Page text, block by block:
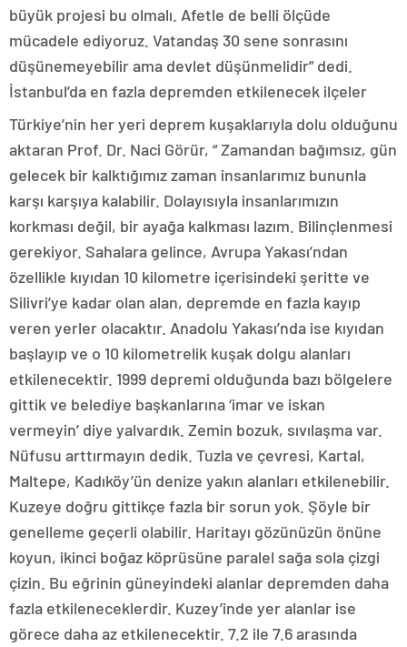
büyük projesi bu olmalı. Afetle de belli ölçüde
mücadele ediyoruz. Vatandaş 30 sene sonrasını
düşünemeyebilir ama devlet düşünmelidir” dedi.
İstanbul’da en fazla depremden etkilenecek ilçeler
Türkiye’nin her yeri deprem kuşaklarıyla dolu olduğunu
aktaran Prof. Dr. Naci Görür, “ Zamandan bağımsız, gün
gelecek bir kalktığımız zaman insanlarımız bununla
karşı karşıya kalabilir. Dolayısıyla insanlarımızın
korkması değil, bir ayağa kalkması lazım. Bilinçlenmesi
gerekiyor. Sahalara gelince, Avrupa Yakası’ndan
özellikle kıyıdan 10 kilometre içerisindeki şeritte ve
Silivri’ye kadar olan alan, depremde en fazla kayıp
veren yerler olacaktır. Anadolu Yakası’nda ise kıyıdan
başlayıp ve o 10 kilometrelik kuşak dolgu alanları
etkilenecektir. 1999 depremi olduğunda bazı bölgelere
gittik ve belediye başkanlarına ‘imar ve iskan
vermeyin’ diye yalvardık. Zemin bozuk, sıvılaşma var.
Nüfusu arttırmayın dedik. Tuzla ve çevresi, Kartal,
Maltepe, Kadıköy’ün denize yakın alanları etkilenebilir.
Kuzeye doğru gittikçe fazla bir sorun yok. Şöyle bir
genelleme geçerli olabilir. Haritayı gözünüzün önüne
koyun, ikinci boğaz köprüsüne paralel sağa sola çizgi
çizin. Bu eğrinin güneyindeki alanlar depremden daha
fazla etkileneceklerdir. Kuzey’inde yer alanlar ise
görece daha az etkilenecektir. 7.2 ile 7.6 arasında